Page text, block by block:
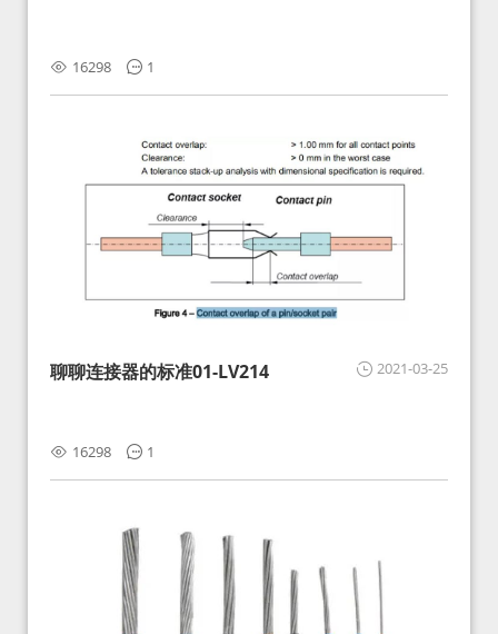
16298 1
2021-03-25
聊聊连接器的标准01-LV214
16298 1